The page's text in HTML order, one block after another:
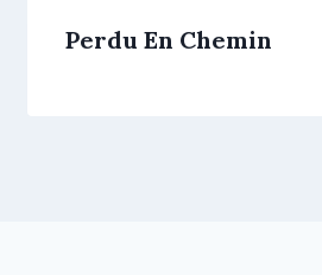
Perdu En Chemin